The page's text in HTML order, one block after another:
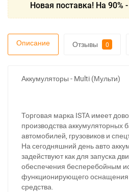
Новая поставка! На 90%
Описание Отзывы 0
Аккумуляторы - Multi (Мульти)
Торговая марка ISTA имеет
производства аккумуляторных
автомобилей, грузовиков и
На сегодняшний день авто
задействуют как для запуска
обеспечения бесперебойным
функционирующего оснащения
средства.